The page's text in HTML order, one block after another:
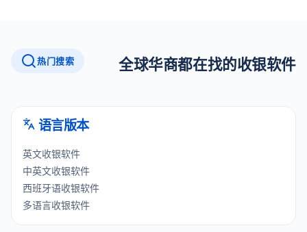
热门搜索 全球华商都在找的收银软件
语言版本
英文收银软件
中英文收银软件
西班牙语收银软件
多语言收银软件